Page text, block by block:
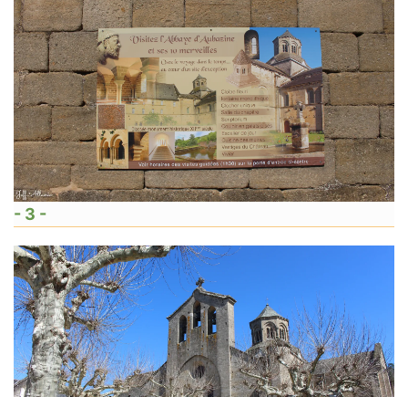
- 3 -